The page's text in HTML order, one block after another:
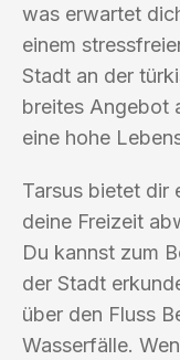
was erwartet
einem
Stadt an der
breites Angebot
eine hohe
Tarsus bietet dir
deine Freizeit
Du kannst zum
der Stadt
über den Fluss
Wasserfälle.